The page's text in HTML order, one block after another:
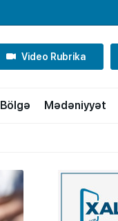
Video Rubrika
Bölgə Mədəniyyət